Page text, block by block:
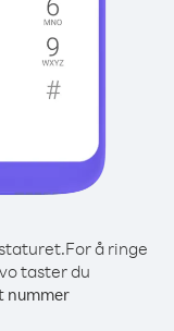
For å ringe
taster du
nummer